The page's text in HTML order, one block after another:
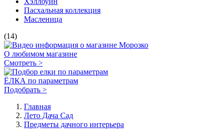
Пасхальная коллекция
Масленица
(14)
О любимом магазине
Смотреть >
ЁЛКА по параметрам
Подобрать >
Главная
Лето Дача Сад
Предметы дачного интерьера